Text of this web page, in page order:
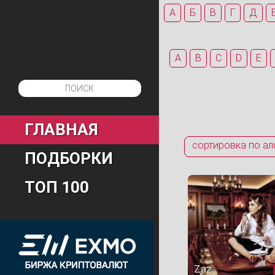
ГЛАВНАЯ
ПОДБОРКИ
ТОП 100
А Б В Г Д
A B C D E
сортировка по
Zaz